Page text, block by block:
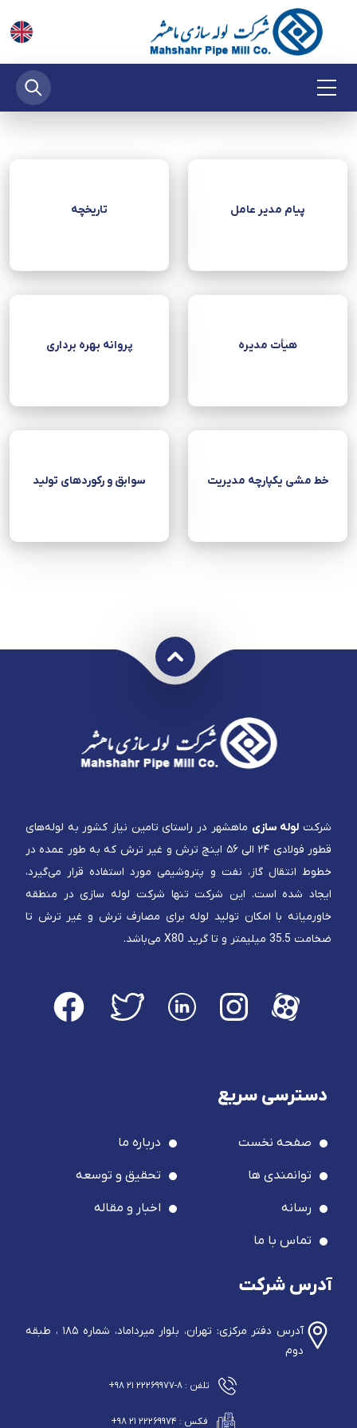
پیام مدیر عامل تاریخچه
هیأت‌ مدیره پروانه بهره برداری
خط مشی یکپارچه مدیریت سوابق و رکوردهای تولید
شرکت لوله سازی ماهشهر در راستای تامین نیاز کشور به لوله‌های
قطور فولادی ۲۴ الی ۵۶ اینچ ترش و غیر ترش که به طور عمده در
خطوط انتقال گاز، نفت و پتروشیمی مورد استفاده قرار می‌گیرد،
ایجاد شده است. این شرکت تنها شرکت لوله سازی در منطقه
خاورمیانه با امکان تولید لوله برای مصارف ترش و غیر ترش تا
ضخامت 35.5 میلیمتر و تا گرید X80 می‌باشد.
دسترسی سریع
صفحه نخست درباره ما
توانمندی ها تحقیق و توسعه
رسانه اخبار و مقاله
تماس با ما
آدرس شرکت
آدرس دفتر مرکزی: تهران، بلوار میرداماد، شماره ۱۸۵ ، طبقه
دوم
تلفن : ۸-۲۲۲۶۹۹۷۷ ۲۱ ۹۸+
فکس : ۲۲۲۶۹۹۷۴ ۲۱ ۹۸+